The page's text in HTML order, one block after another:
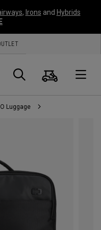
, Irons and Hybrids
Panier
Luggage